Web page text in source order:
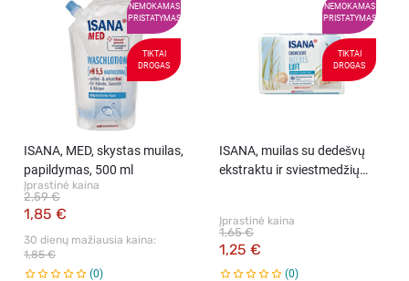
NEMOKAMAS
PRISTATYMAS
TIKTAI
DROGAS
ISANA, MED, skystas muilas,
papildymas, 500 ml
Įprastinė kaina
1,85 €
2,59 €
30 dienų mažiausia kaina:
1,85 €
0
NEMOKAMAS
PRISTATYMAS
TIKTAI
DROGAS
ISANA, muilas su dedešvų
ekstraktu ir sviestmedžių
Įprastinė kaina
1,25 €
1,65 €
0